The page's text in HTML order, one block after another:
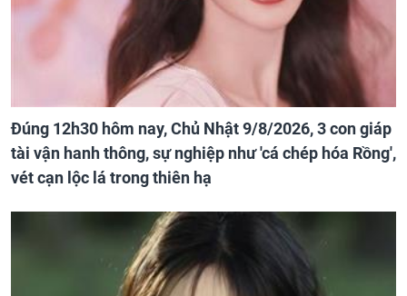
Đúng 12h30 hôm nay, Chủ Nhật 9/8/2026, 3 con giáp
tài vận hanh thông, sự nghiệp như 'cá chép hóa Rồng',
vét cạn lộc lá trong thiên hạ